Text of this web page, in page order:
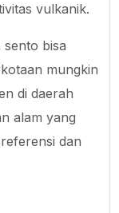
vulkanik.
bisa
mungkin
di daerah
alam yang
dan